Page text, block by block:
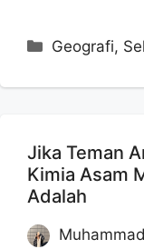
Kategori
Geografi,
Jika Teman
Kimia Asam
Adalah